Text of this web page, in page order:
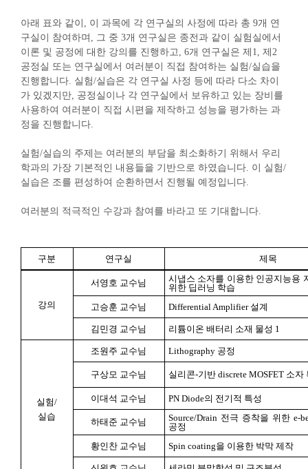
아래 표와 같이 , 이 과목에 각 연구실의 사정에 따라 총 9개 연
구실이 참여하며 , 그 중 3개 연구실은 종전과 같이 실험실에서
이론 및 공정에 대한 강의를 진행하고, 6개 연구실은 제 1, 제 2
공정실 또는 연구실에서 여러분이 직접 참여하는 실험/실습을
진행합니다. 실험/실습은 각 연구실 사정 등에 따라 다소 차이
가 있겠지만, 공정실이나 각 연구실에서 보유하고 있는 장비를
사용하여 여러분이 직접 시편을 제작하고 성능을 평가하는 과
정을 진행합니다.
실험/실습의 주제는 여러분의 부담을 최소화하기 위해서 우리
학과의 가장 기본적인 내용들을 기반으로 하였습니다. 이 실험/
실습은 조를 편성하여 순환하면서 진행될 예정입니다.
여러분의 적극적인 수강과 참여를 바라고 또 기대합니다.
구분 연구실 제목
강의
서영호 교수님
시냅스 소자를 이용한 인공지능용
위한 딥러닝 학습
고승훈 교수님
Differential Amplifier설계
김민경 교수님 리튬이온 배터리 소재 물성 1
실험/
실습
조원주 교수님 Lithography 공정
구상모 교수님 실리콘-기반 discrete MOSFET 소자
이대석 교수님 PN Diode의 전기적 특성
하태준 교수님 Source/Drain 전극 증착을 위한 e-
공정
황인찬 교수님
Spin coating을 이용한 박막 제작